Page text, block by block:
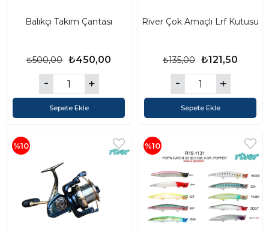
Balıkçı Takım Çantası
₺450,00
₺500,00
Sepete Ekle
River Çok Amaçlı Lrf Kutusu
₺121,50
₺135,00
Sepete Ekle
%10 %10